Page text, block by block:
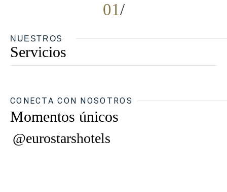
01
NUESTROS
Servicios
CONECTA CON NOSOTROS
Momentos únicos
@eurostarshotels